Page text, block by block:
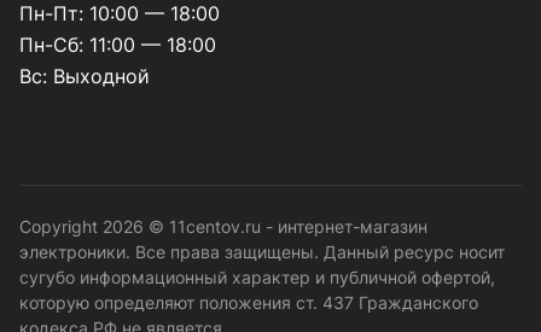
Пн-Пт: 10:00 — 18:00
Пн-Сб: 11:00 — 18:00
Вс: Выходной
Copyright 2026 © 11centov.ru - интернет-магазин
электроники. Все права защищены. Данный ресурс носит
сугубо информационный характер и публичной офертой,
которую определяют положения ст. 437 Гражданского
кодекса РФ не является.